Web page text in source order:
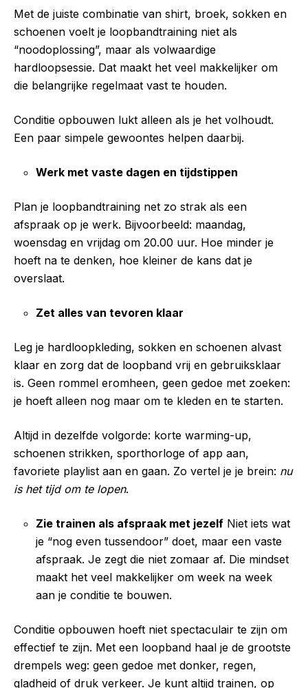
Met de juiste combinatie van shirt, broek, sokken en
schoenen voelt je loopbandtraining niet als
“noodoplossing”, maar als volwaardige
hardloopsessie. Dat maakt het veel makkelijker om
die belangrijke regelmaat vast te houden.
Conditie opbouwen lukt alleen als je het volhoudt.
Een paar simpele gewoontes helpen daarbij.
Werk met vaste dagen en tijdstippen
Plan je loopbandtraining net zo strak als een
afspraak op je werk. Bijvoorbeeld: maandag,
woensdag en vrijdag om 20.00 uur. Hoe minder je
hoeft na te denken, hoe kleiner de kans dat je
overslaat.
Zet alles van tevoren klaar
Leg je hardloopkleding, sokken en schoenen alvast
klaar en zorg dat de loopband vrij en gebruiksklaar
is. Geen rommel eromheen, geen gedoe met zoeken:
je hoeft alleen nog maar om te kleden en te starten.
Altijd in dezelfde volgorde: korte warming-up,
schoenen strikken, sporthorloge of app aan,
favoriete playlist aan en gaan. Zo vertel je je brein: nu
is het tijd om te lopen.
Zie trainen als afspraak met jezelf Niet iets wat
je “nog even tussendoor” doet, maar een vaste
afspraak. Je zegt die niet zomaar af. Die mindset
maakt het veel makkelijker om week na week
aan je conditie te bouwen.
Conditie opbouwen hoeft niet spectaculair te zijn om
effectief te zijn. Met een loopband haal je de grootste
drempels weg: geen gedoe met donker, regen,
gladheid of druk verkeer. Je kunt altijd trainen, op